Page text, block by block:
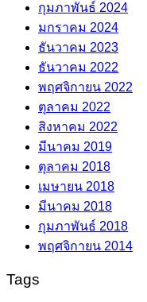
กุมภาพันธ์ 2024
มกราคม 2024
ธันวาคม 2023
ธันวาคม 2022
พฤศจิกายน 2022
ตุลาคม 2022
สิงหาคม 2022
มีนาคม 2019
ตุลาคม 2018
เมษายน 2018
มีนาคม 2018
กุมภาพันธ์ 2018
พฤศจิกายน 2014
Tags